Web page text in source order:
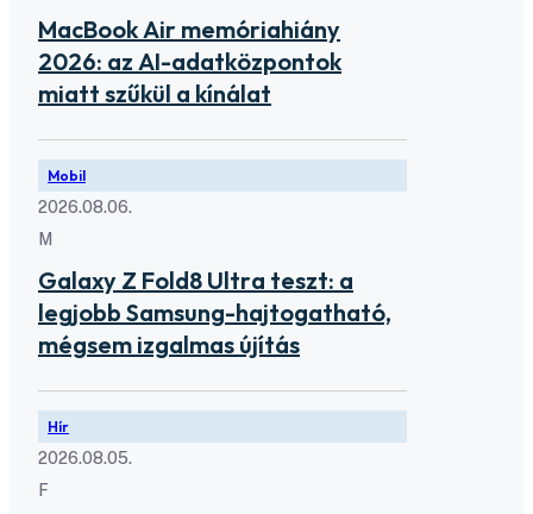
MacBook Air memóriahiány
2026: az AI-adatközpontok
miatt szűkül a kínálat
Mobil
2026.08.06.
M
Galaxy Z Fold8 Ultra teszt: a
legjobb Samsung-hajtogatható,
mégsem izgalmas újítás
Hír
2026.08.05.
F